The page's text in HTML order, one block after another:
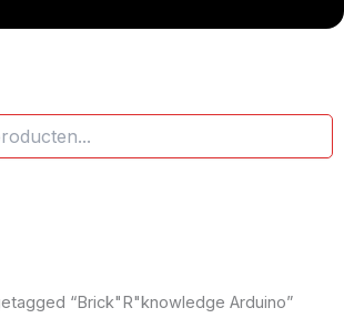
“Brick"R"knowledge Arduino”